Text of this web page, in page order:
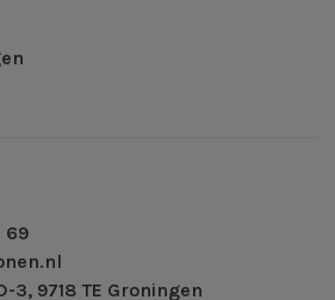
69
3, 9718 TE Groningen